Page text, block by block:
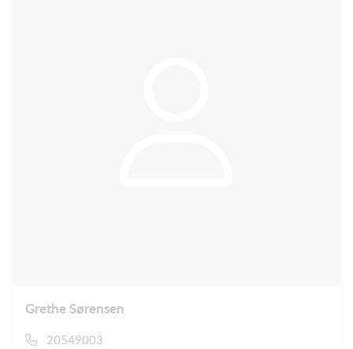
Grethe Sørensen
20549003